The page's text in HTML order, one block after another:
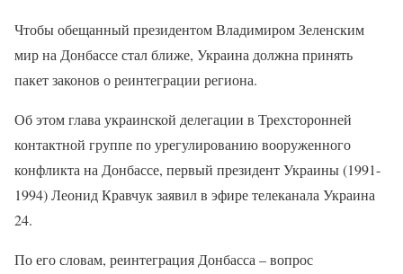
Чтобы обещанный президентом Владимиром Зеленским
мир на Донбассе стал ближе, Украина должна принять
пакет законов о реинтеграции региона.
Об этом глава украинской делегации в Трехсторонней
контактной группе по урегулированию вооруженного
конфликта на Донбассе, первый президент Украины (1991-
1994) Леонид Кравчук заявил в эфире телеканала Украина
24.
По его словам, реинтеграция Донбасса – вопрос